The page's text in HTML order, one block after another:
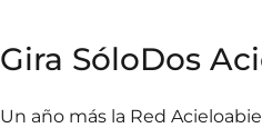
Gira SóloDos
Un año más la Red